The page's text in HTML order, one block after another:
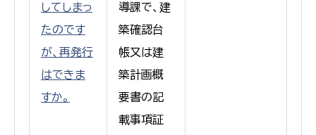
してしまっ
たのです
が、再発行
はできま
すか。
導課で、建
築確認台
帳又は建
築計画概
要書の記
載事項証